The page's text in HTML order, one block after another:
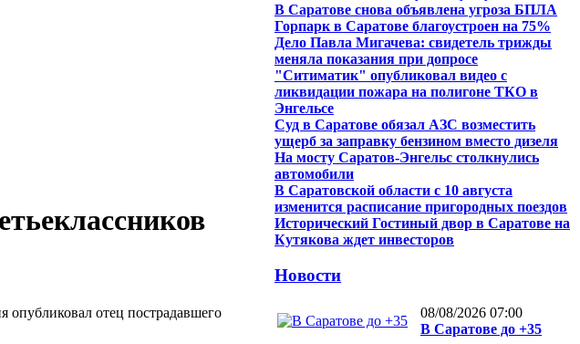
отец пострадавшего
В Саратове снова объявлена угроза БПЛА
Горпарк в Саратове благоустроен на 75%
Дело Павла Мигачева: свидетель трижды
меняла показания при допросе
"Ситиматик" опубликовал видео с
ликвидации пожара на полигоне ТКО в
Энгельсе
Суд в Саратове обязал АЗС возместить
ущерб за заправку бензином вместо дизеля
На мосту Саратов-Энгельс столкнулись
автомобили
В Саратовской области с 10 августа
изменится расписание пригородных поездов
Исторический Гостиный двор в Саратове на
Кутякова ждет инвесторов
Новости
08/08/2026 07:00
В Саратове до +35